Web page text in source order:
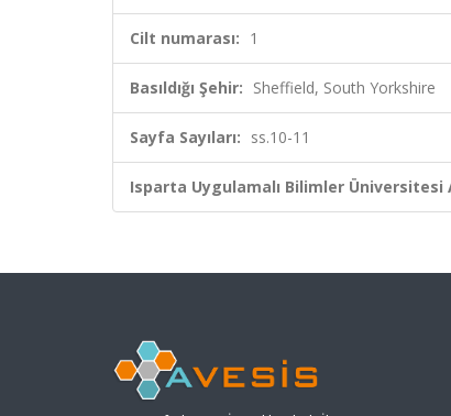
Cilt numarası: 1
Basıldığı Şehir: Sheffield, South Yorkshire
Sayfa Sayıları: ss.10-11
Isparta Uygulamalı Bilimler Üniversitesi